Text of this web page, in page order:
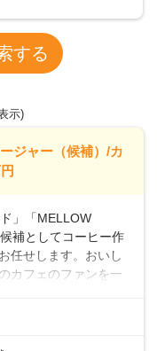
する
示)
ジャー（候補）/カ
」「MELLOW
補としてコーヒー作
任せします。おいし
カフェのファンを一
案内、レジ対応軽食